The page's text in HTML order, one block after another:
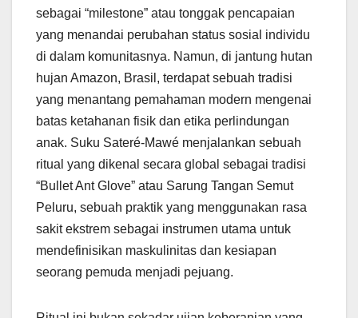
sebagai “milestone” atau tonggak pencapaian
yang menandai perubahan status sosial individu
di dalam komunitasnya. Namun, di jantung hutan
hujan Amazon, Brasil, terdapat sebuah tradisi
yang menantang pemahaman modern mengenai
batas ketahanan fisik dan etika perlindungan
anak. Suku Sateré-Mawé menjalankan sebuah
ritual yang dikenal secara global sebagai tradisi
“Bullet Ant Glove” atau Sarung Tangan Semut
Peluru, sebuah praktik yang menggunakan rasa
sakit ekstrem sebagai instrumen utama untuk
mendefinisikan maskulinitas dan kesiapan
seorang pemuda menjadi pejuang.